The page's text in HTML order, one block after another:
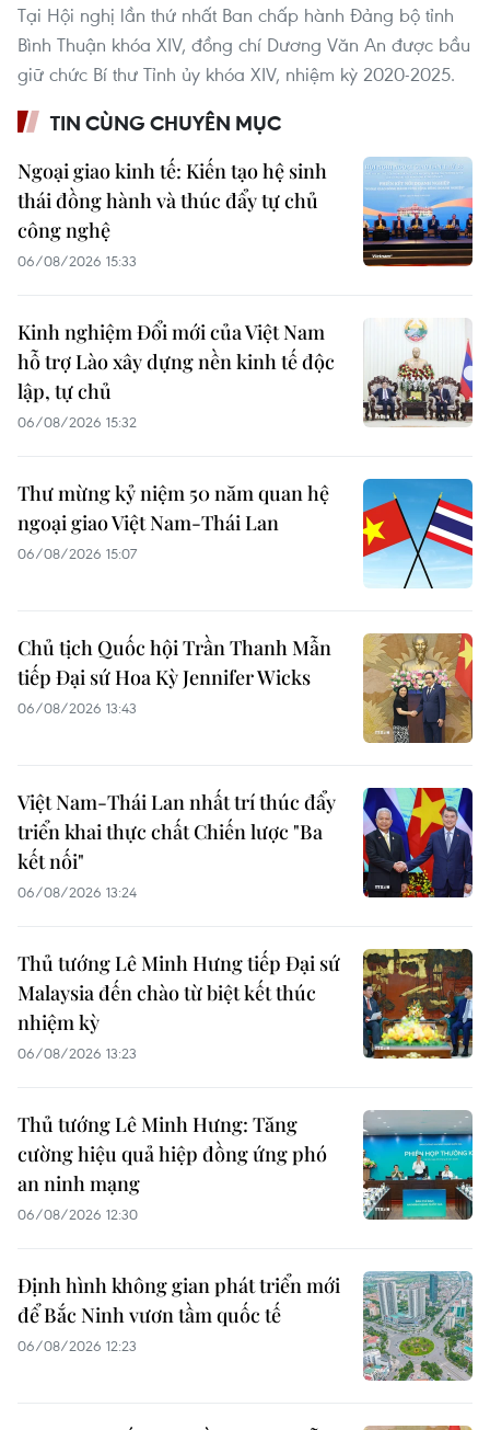
Tại Hội nghị lần thứ nhất Ban chấp hành Đảng bộ tỉnh
Bình Thuận khóa XIV, đồng chí Dương Văn An được bầu
giữ chức Bí thư Tỉnh ủy khóa XIV, nhiệm kỳ 2020-2025.
TIN CÙNG CHUYÊN MỤC
Ngoại giao kinh tế: Kiến tạo hệ sinh
thái đồng hành và thúc đẩy tự chủ
công nghệ
06/08/2026 15:33
Kinh nghiệm Đổi mới của Việt Nam
hỗ trợ Lào xây dựng nền kinh tế độc
lập, tự chủ
06/08/2026 15:32
Thư mừng kỷ niệm 50 năm quan hệ
ngoại giao Việt Nam-Thái Lan
06/08/2026 15:07
Chủ tịch Quốc hội Trần Thanh Mẫn
tiếp Đại sứ Hoa Kỳ Jennifer Wicks
06/08/2026 13:43
Việt Nam-Thái Lan nhất trí thúc đẩy
triển khai thực chất Chiến lược "Ba
kết nối"
06/08/2026 13:24
Thủ tướng Lê Minh Hưng tiếp Đại sứ
Malaysia đến chào từ biệt kết thúc
nhiệm kỳ
06/08/2026 13:23
Thủ tướng Lê Minh Hưng: Tăng
cường hiệu quả hiệp đồng ứng phó
an ninh mạng
06/08/2026 12:30
Định hình không gian phát triển mới
để Bắc Ninh vươn tầm quốc tế
06/08/2026 12:23